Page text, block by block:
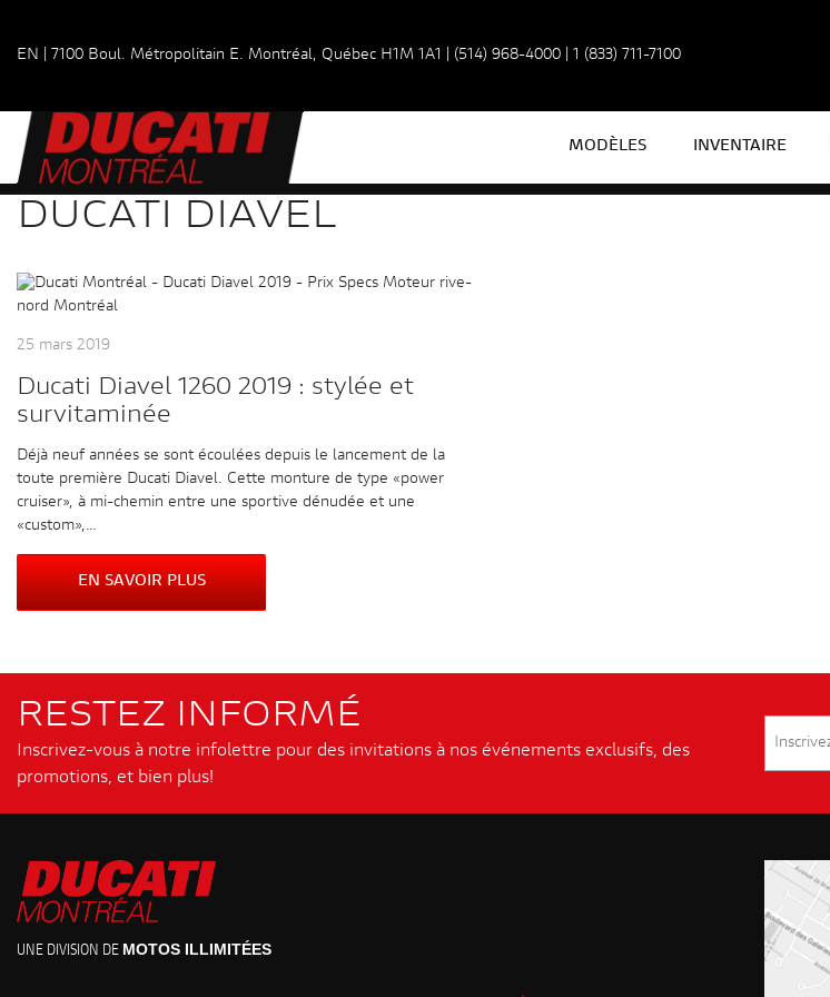
EN 7100 Boul. Métropolitain E. Montréal, Québec H1M 1A1 (514) 968-4000 1 (833) 711-7100
MODÈLES INVENTAIRE
DUCATI DIAVEL
25 mars 2019
Ducati Diavel 1260 2019 : stylée et
survitaminée
Déjà neuf années se sont écoulées depuis le lancement de la
toute première Ducati Diavel. Cette monture de type «power
cruiser», à mi-chemin entre une sportive dénudée et une
«custom»,…
EN SAVOIR PLUS
RESTEZ INFORMÉ
Inscrivez-vous à notre infolettre pour des invitations à nos événements exclusifs, des
promotions, et bien plus!
UNE DIVISION DE MOTOS ILLIMITÉES